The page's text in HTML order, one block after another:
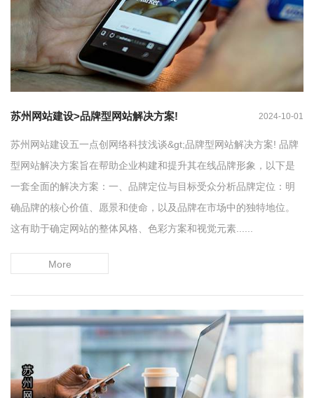
苏州网站建设>品牌型网站解决方案! 2024-10-01
苏州网站建设五一点创网络科技浅谈&gt;品牌型网站解决方案! 品牌
型网站解决方案旨在帮助企业构建和提升其在线品牌形象，以下是
一套全面的解决方案：一、品牌定位与目标受众分析品牌定位：明
确品牌的核心价值、愿景和使命，以及品牌在市场中的独特地位。
这有助于确定网站的整体风格、色彩方案和视觉元素......
More